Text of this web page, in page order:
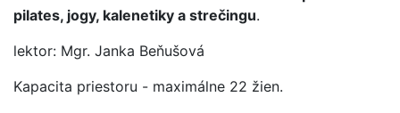
pilates, jogy, kalenetiky a strečingu.
lektor: Mgr. Janka Beňušová
Kapacita priestoru - maximálne 22 žien.